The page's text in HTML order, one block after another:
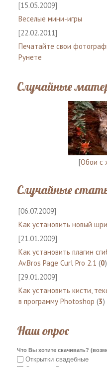
[15.05.2009]
Веселые мини-игры
[22.02.2011]
Печатайте свои
Рунете
Случайные
[Обои с
Случайные
[06.07.2009]
Как установить новый
[21.01.2009]
Как установить плагин
Av.Bros Page Curl Pro 2.1 (0)
[29.01.2009]
Как установить кисти,
в программу Photoshop (3)
Наш опрос
Что Вы хотите скачивать?
Открытки свадебные